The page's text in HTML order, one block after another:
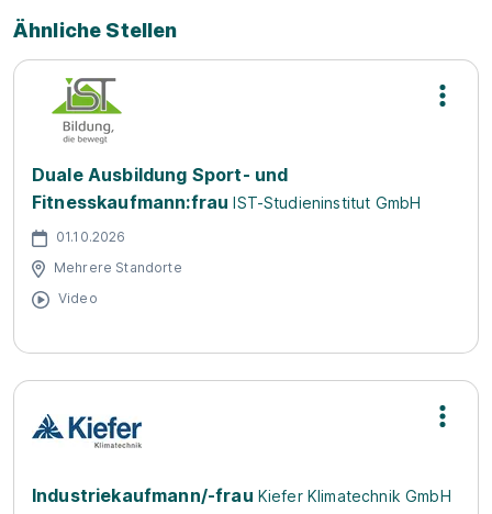
Ähnliche Stellen
Duale Ausbildung Sport- und
Fitnesskaufmann:frau IST-Studieninstitut GmbH
01.10.2026
Mehrere Standorte
Video
Industriekaufmann/-frau Kiefer Klimatechnik GmbH